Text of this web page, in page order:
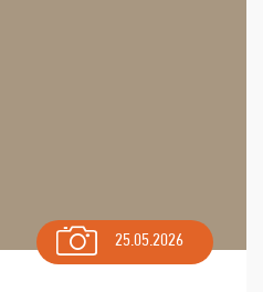
25.05.2026